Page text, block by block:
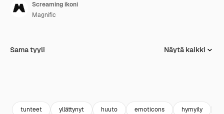
Screaming ikoni
Magnific
Sama tyyli Näytä kaikki
tunteet yllättynyt huuto emoticons hymyily